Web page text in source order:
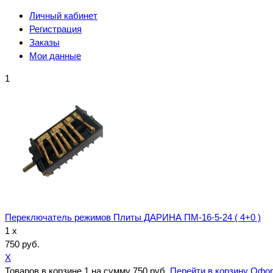
Личный кабинет
Регистрация
Заказы
Мои данные
1
Переключатель режимов Плиты ДАРИНА ПМ-16-5-24 ( 4+0 )
1 x
750 руб.
X
Товаров в корзине 1 на сумму 750 руб. Перейти в корзину